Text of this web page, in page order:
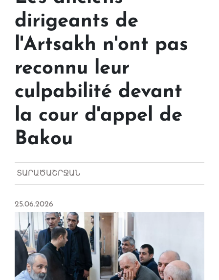
dirigeants de
l'Artsakh n'ont pas
reconnu leur
culpabilité devant
la cour d'appel de
Bakou
ՏԱՐԱԾԱՇՐՋԱՆ
25.06.2026